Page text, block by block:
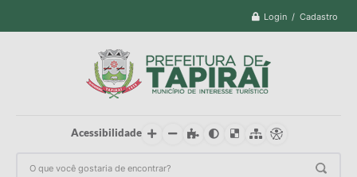
Login / Cadastro
Acessibilidade